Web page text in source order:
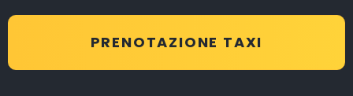
PRENOTAZIONE TAXI